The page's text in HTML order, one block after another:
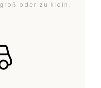
oder zu klein.